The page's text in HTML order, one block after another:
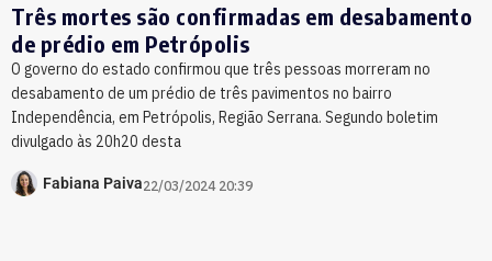
Três mortes são confirmadas em desabamento
de prédio em Petrópolis
O governo do estado confirmou que três pessoas morreram no
desabamento de um prédio de três pavimentos no bairro
Independência, em Petrópolis, Região Serrana. Segundo boletim
divulgado às 20h20 desta
Fabiana Paiva22/03/2024 20:39